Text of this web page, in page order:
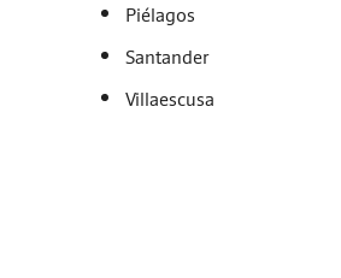
Piélagos
Santander
Villaescusa